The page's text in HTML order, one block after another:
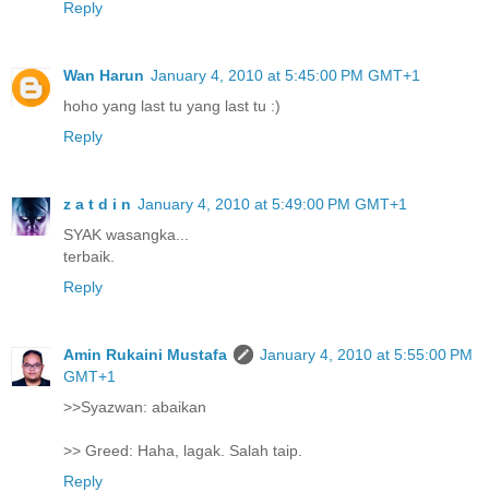
Reply
Wan Harun January 4, 2010 at 5:45:00 PM GMT+1
hoho yang last tu yang last tu :)
Reply
z a t d i n January 4, 2010 at 5:49:00 PM GMT+1
SYAK wasangka...
terbaik.
Reply
Amin Rukaini Mustafa
January 4, 2010 at 5:55:00 PM
GMT+1
>>Syazwan: abaikan
>> Greed: Haha, lagak. Salah taip.
Reply